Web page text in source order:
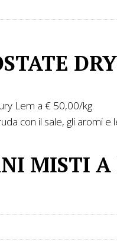
Lem a € 50,00/kg.
con il sale, gli aromi e
MISTI